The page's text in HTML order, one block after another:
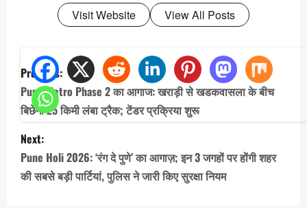
Visit Website
View All Posts
P
o
s
t
n
a
Previous:
Pune Metro Phase 2 का आगाज: खराड़ी से खडकवासला के बीच
बिछेगा 25 किमी लंबा ट्रैक; टेंडर प्रक्रिया शुरू
Next:
Pune Holi 2026: ‘रंग दे पुणे’ का आगाज़; इन 3 जगहों पर होंगी शहर
की सबसे बड़ी पार्टियां, पुलिस ने जारी किए सुरक्षा नियम